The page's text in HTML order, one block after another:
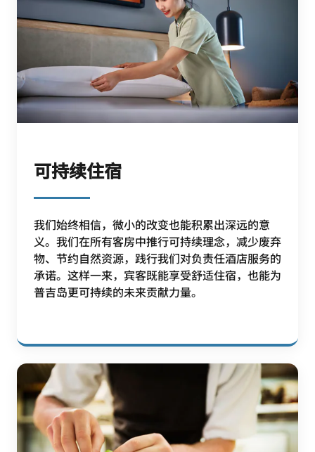
可持续住宿
我们始终相信，微小的改变也能积累出深远的意
义。我们在所有客房中推行可持续理念，减少废弃
物、节约自然资源，践行我们对负责任酒店服务的
承诺。这样一来，宾客既能享受舒适住宿，也能为
普吉岛更可持续的未来贡献力量。